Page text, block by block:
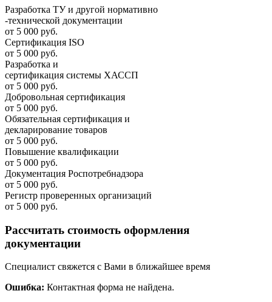
Разработка ТУ и другой нормативно
-технической документации
от 5 000 руб.
Сертификация ISO
от 5 000 руб.
Разработка и
cертификация системы ХАССП
от 5 000 руб.
Добровольная сертификация
от 5 000 руб.
Обязательная сертификация и
декларирование товаров
от 5 000 руб.
Повышение квалификации
от 5 000 руб.
Документация Роспотребнадзора
от 5 000 руб.
Регистр проверенных организаций
от 5 000 руб.
Рассчитать стоимость оформления
документации
Специалист свяжется с Вами в ближайшее время
Ошибка: Контактная форма не найдена.